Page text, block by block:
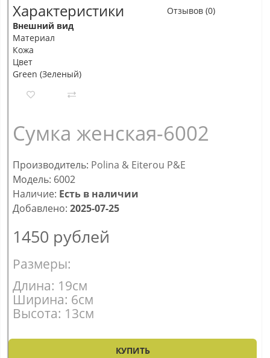
Характеристики
Отзывов (0)
Внешний вид
Материал
Кожа
Цвет
Green (Зеленый)
Сумка женская-6002
Производитель: Polina & Eiterou P&E
Модель: 6002
Наличие: Есть в наличии
Добавлено: 2025-07-25
1450 рублей
Размеры:
Длина: 19см
Ширина: 6см
Высота: 13см
КУПИТЬ